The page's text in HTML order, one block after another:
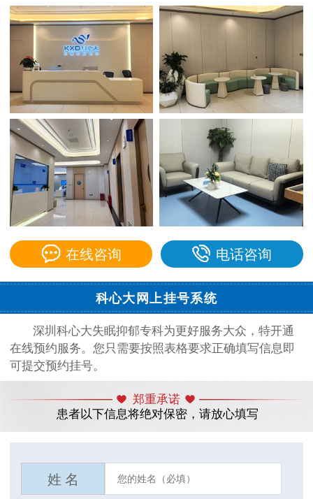
在线咨询 电话咨询
科心大网上挂号系统
深圳科心大失眠抑郁专科为更好服务大众，特开通
在线预约服务。您只需要按照表格要求正确填写信息即
可提交预约挂号。
郑重承诺
患者以下信息将绝对保密，请放心填写
姓 名